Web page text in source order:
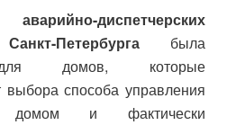
аварийно-диспетчерских
Петербурга была
для домов, которые
выбора способа управления
домом и фактически